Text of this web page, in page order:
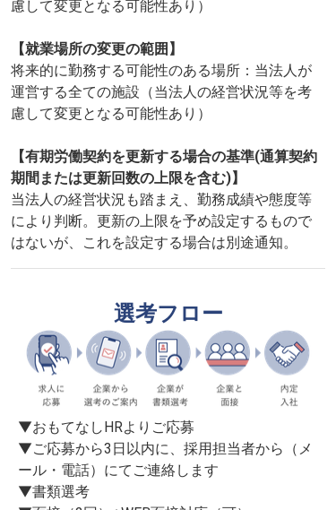
慮して変更となる可能性あり）
【就業場所の変更の範囲】
将来的に勤務する可能性のある場所：当法人が
運営する全ての施設（当法人の経営状況等を考
慮して変更となる可能性あり）
【有期労働契約を更新する場合の基準(通算契約
期間または更新回数の上限を含む)】
当法人の経営状況も踏まえ、勤務成績や態度等
により判断。更新の上限を予め設定するもので
はないが、これを設定する場合は別途通知。
選考フロー
▼おもてなしHRよりご応募
▼ご応募から3日以内に、採用担当者から（メ
ール・電話）にてご連絡します
▼書類選考